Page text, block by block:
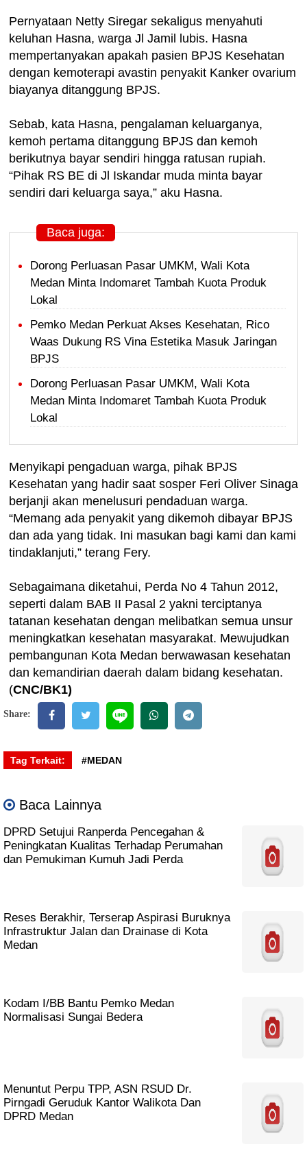
Pernyataan Netty Siregar sekaligus menyahuti
keluhan Hasna, warga Jl Jamil lubis. Hasna
mempertanyakan apakah pasien BPJS Kesehatan
dengan kemoterapi avastin penyakit Kanker ovarium
biayanya ditanggung BPJS.
Sebab, kata Hasna, pengalaman keluarganya,
kemoh pertama ditanggung BPJS dan kemoh
berikutnya bayar sendiri hingga ratusan rupiah.
“Pihak RS BE di Jl Iskandar muda minta bayar
sendiri dari keluarga saya,” aku Hasna.
Baca juga:
Dorong Perluasan Pasar UMKM, Wali Kota
Medan Minta Indomaret Tambah Kuota Produk
Lokal
Pemko Medan Perkuat Akses Kesehatan, Rico
Waas Dukung RS Vina Estetika Masuk Jaringan
BPJS
Dorong Perluasan Pasar UMKM, Wali Kota
Medan Minta Indomaret Tambah Kuota Produk
Lokal
Menyikapi pengaduan warga, pihak BPJS
Kesehatan yang hadir saat sosper Feri Oliver Sinaga
berjanji akan menelusuri pendaduan warga.
“Memang ada penyakit yang dikemoh dibayar BPJS
dan ada yang tidak. Ini masukan bagi kami dan kami
tindaklanjuti,” terang Fery.
Sebagaimana diketahui, Perda No 4 Tahun 2012,
seperti dalam BAB II Pasal 2 yakni terciptanya
tatanan kesehatan dengan melibatkan semua unsur
meningkatkan kesehatan masyarakat. Mewujudkan
pembangunan Kota Medan berwawasan kesehatan
dan kemandirian daerah dalam bidang kesehatan.
(CNC/BK1)
Share:
Tag Terkait: #MEDAN
Baca Lainnya
DPRD Setujui Ranperda Pencegahan &
Peningkatan Kualitas Terhadap Perumahan
dan Pemukiman Kumuh Jadi Perda
Reses Berakhir, Terserap Aspirasi Buruknya
Infrastruktur Jalan dan Drainase di Kota
Medan
Kodam I/BB Bantu Pemko Medan
Normalisasi Sungai Bedera
Menuntut Perpu TPP, ASN RSUD Dr.
Pirngadi Geruduk Kantor Walikota Dan
DPRD Medan